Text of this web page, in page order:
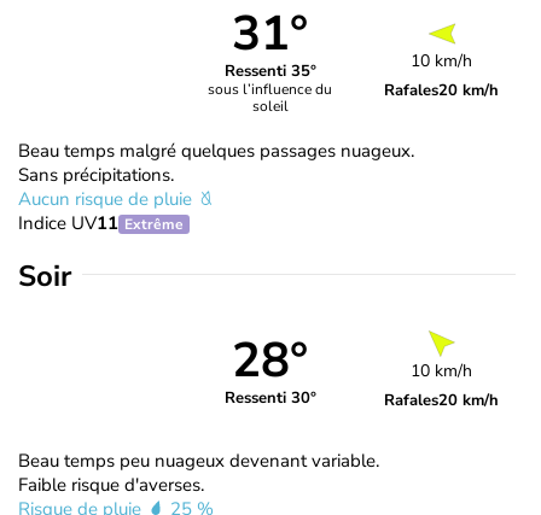
31°
Ressenti 35°
sous l’influence du
soleil
10 km/h
Rafales20 km/h
Beau temps malgré quelques passages nuageux.
Sans précipitations.
Aucun risque de pluie
Indice UV11 Extrême
Soir
28°
Ressenti 30°
10 km/h
Rafales20 km/h
Beau temps peu nuageux devenant variable.
Faible risque d'averses.
Risque de pluie
25 %